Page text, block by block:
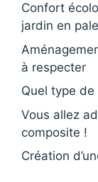
Confort
jardin en
à respecter
Quel type
Vous allez
composite !
Création